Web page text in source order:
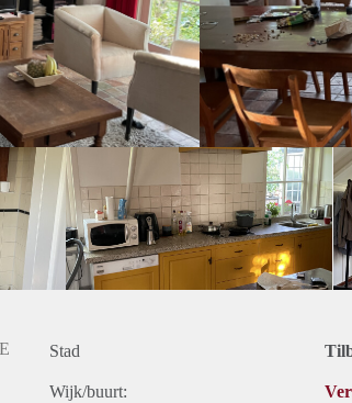
Stad
Wijk/buurt: